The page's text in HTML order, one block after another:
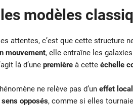
modèles
attentes, c’est que cette structure
mouvement, elle entraîne les
là d’une premièreà cette échelle
ne relève pas d’un effet local
sens opposés, comme si elles